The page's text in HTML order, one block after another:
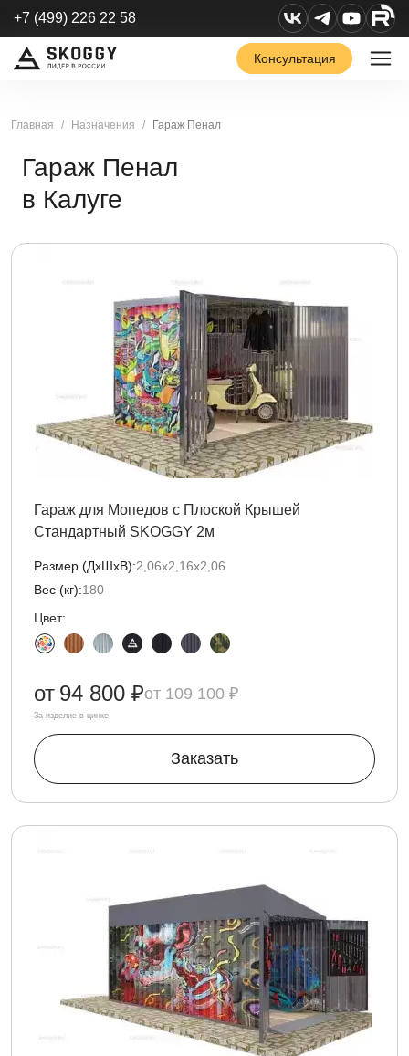
+7 (499) 226 22 58
Консультация
Главная Назначения Гараж Пенал
Гараж Пенал
в Калуге
Гараж для Мопедов с Плоской Крышей
Стандартный SKOGGY 2м
Размер (ДxШxВ):2,06х2,16х2,06
Вес (кг):180
Цвет:
109 100 ₽
от 94 800 ₽
За изделие в цинке
Заказать